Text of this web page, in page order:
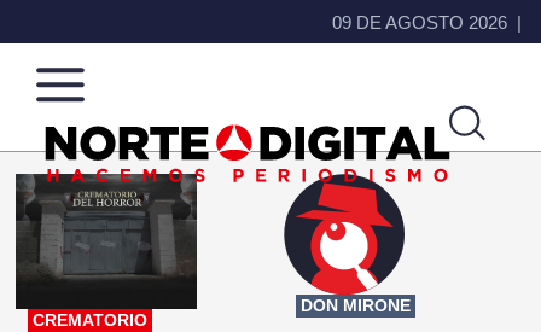
09 DE AGOSTO 2026
Norte
de
Ciudad
Más
que
noticias,
hacemos periodismo
CREMATORIO
DON MIRONE